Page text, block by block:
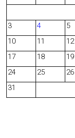
b
o
3
4 5
10
11 12
17
18 19
24
25 26
31